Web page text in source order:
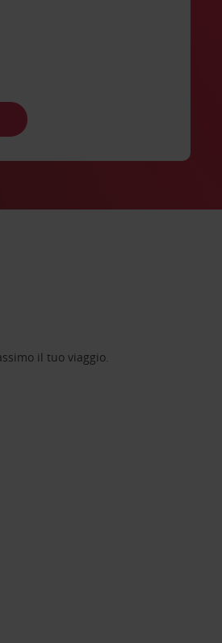
il tuo viaggio.